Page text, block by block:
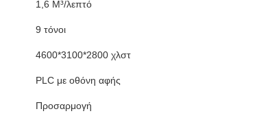
1,6 M³/λεπτό
9 τόνοι
4600*3100*2800 χλστ
PLC με οθόνη αφής
Προσαρμογή